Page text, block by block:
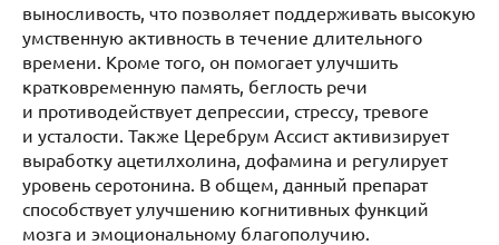
выносливость, что позволяет поддерживать высокую
умственную активность в течение длительного
времени. Кроме того, он помогает улучшить
кратковременную память, беглость речи
и противодействует депрессии, стрессу, тревоге
и усталости. Также Церебрум Ассист активизирует
выработку ацетилхолина, дофамина и регулирует
уровень серотонина. В общем, данный препарат
способствует улучшению когнитивных функций
мозга и эмоциональному благополучию.